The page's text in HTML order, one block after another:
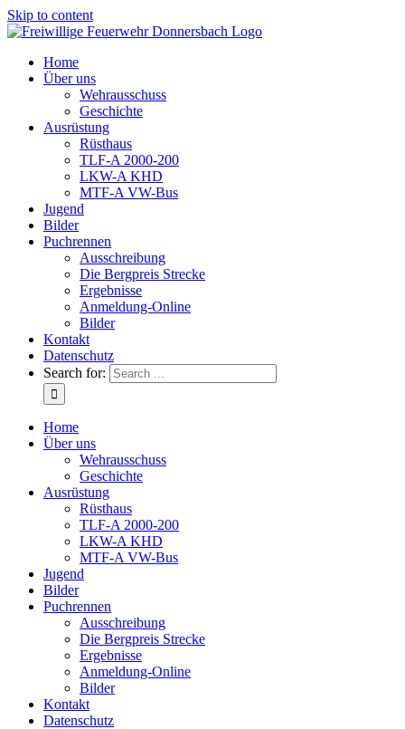
Skip to content
Home
Über uns
Wehrausschuss
Geschichte
Ausrüstung
Rüsthaus
TLF-A 2000-200
LKW-A KHD
MTF-A VW-Bus
Jugend
Bilder
Puchrennen
Ausschreibung
Die Bergpreis Strecke
Ergebnisse
Anmeldung-Online
Bilder
Kontakt
Datenschutz
Search for:
Home
Über uns
Wehrausschuss
Geschichte
Ausrüstung
Rüsthaus
TLF-A 2000-200
LKW-A KHD
MTF-A VW-Bus
Jugend
Bilder
Puchrennen
Ausschreibung
Die Bergpreis Strecke
Ergebnisse
Anmeldung-Online
Bilder
Kontakt
Datenschutz